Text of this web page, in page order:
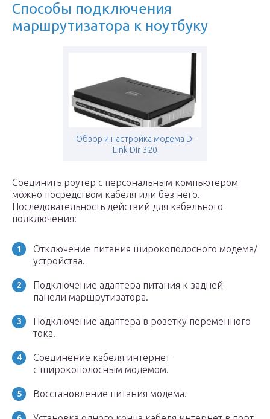
Способы подключения
маршрутизатора к ноутбуку
Обзор и настройка модема D-
Link Dir-320
Соединить роутер с персональным компьютером
можно посредством кабеля или без него.
Последовательность действий для кабельного
подключения:
Отключение питания широкополосного модема/
устройства.
Подключение адаптера питания к задней
панели маршрутизатора.
Подключение адаптера в розетку переменного
тока.
Соединение кабеля интернет
с широкополосным модемом.
Восстановление питания модема.